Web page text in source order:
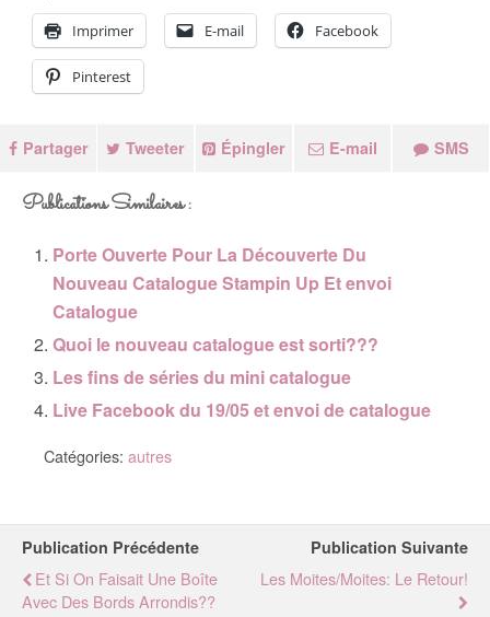
Imprimer E-mail Facebook
Pinterest
Partager Tweeter Épingler E-mail SMS
Publications Similaires :
Porte Ouverte Pour La Découverte Du
Nouveau Catalogue Stampin Up Et envoi
Catalogue
Quoi le nouveau catalogue est sorti???
Les fins de séries du mini catalogue
Live Facebook du 19/05 et envoi de catalogue
Catégories: autres
Publication Précédente
Et Si On Faisait Une Boîte
Avec Des Bords Arrondis??
Publication Suivante
Les Moites/moites: Le Retour!